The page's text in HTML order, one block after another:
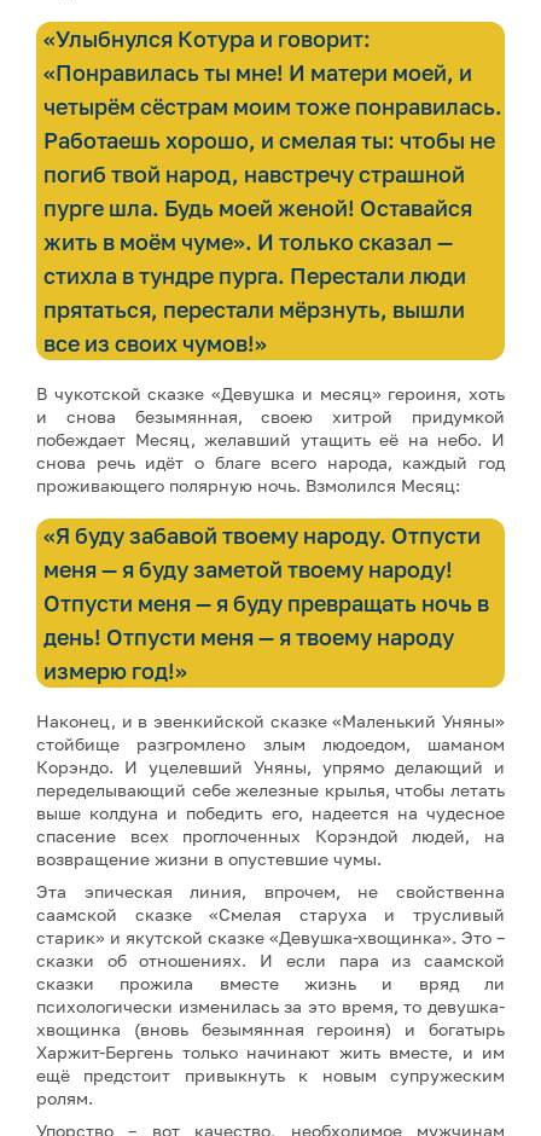
«Улыбнулся Котура и говорит:
«Понравилась ты мне! И матери моей, и
четырём сёстрам моим тоже понравилась.
Работаешь хорошо, и смелая ты: чтобы не
погиб твой народ, навстречу страшной
пурге шла. Будь моей женой! Оставайся
жить в моём чуме». И только сказал —
стихла в тундре пурга. Перестали люди
прятаться, перестали мёрзнуть, вышли
все из своих чумов!»
В чукотской сказке «Девушка и месяц» героиня, хоть
и снова безымянная, своею хитрой придумкой
побеждает Месяц, желавший утащить её на небо. И
снова речь идёт о благе всего народа, каждый год
проживающего полярную ночь. Взмолился Месяц:
«Я буду забавой твоему народу. Отпусти
меня — я буду заметой твоему народу!
Отпусти меня — я буду превращать ночь в
день! Отпусти меня — я твоему народу
измерю год!»
Наконец, и в эвенкийской сказке «Маленький Уняны»
стойбище разгромлено злым людоедом, шаманом
Корэндо. И уцелевший Уняны, упрямо делающий и
переделывающий себе железные крылья, чтобы летать
выше колдуна и победить его, надеется на чудесное
спасение всех проглоченных Корэндой людей, на
возвращение жизни в опустевшие чумы.
Эта эпическая линия, впрочем, не свойственна
саамской сказке «Смелая старуха и трусливый
старик» и якутской сказке «Девушка-хвощинка». Это –
сказки об отношениях. И если пара из саамской
сказки прожила вместе жизнь и вряд ли
психологически изменилась за это время, то девушка-
хвощинка (вновь безымянная героиня) и богатырь
Харжит-Бергень только начинают жить вместе, и им
ещё предстоит привыкнуть к новым супружеским
ролям.
Упорство – вот качество, необходимое мужчинам